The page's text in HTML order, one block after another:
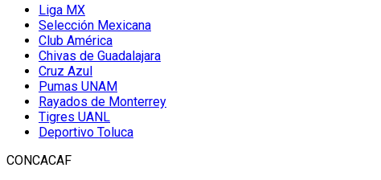
Liga MX
Selección Mexicana
Club América
Chivas de Guadalajara
Cruz Azul
Pumas UNAM
Rayados de Monterrey
Tigres UANL
Deportivo Toluca
CONCACAF